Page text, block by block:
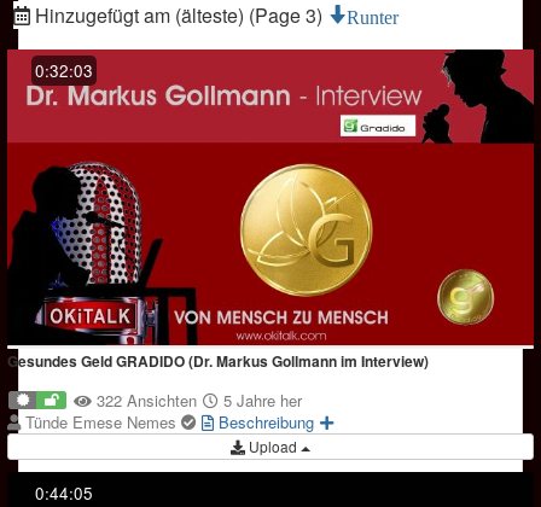
Hinzugefügt am (älteste) (Page 3) Runter
0:32:03
Gesundes Geld GRADIDO (Dr. Markus Gollmann im Interview)
322 Ansichten
5 Jahre her
Tünde Emese Nemes
Beschreibung
Upload
0:44:05